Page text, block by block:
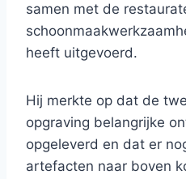
samen met de
heeft uitgevoerd.
Hij merkte op dat de
opgraving belangrijke
opgeleverd en dat er
artefacten naar boven